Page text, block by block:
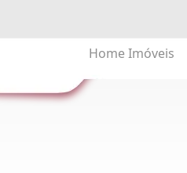
Home Imóveis